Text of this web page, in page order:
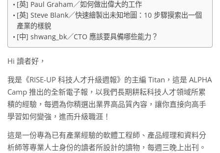
[英] Paul Graham／如何做出偉大的工作
[英] Steve Blank／快速繪製出未知地圖：10 步驟摸索出一個
產業的樣貌
[中] shwang_bk／CTO 應該要具備哪些能力？
Hi 讀者好，
我是《RISE-UP 科技人才升級週報》的主編 Titan，這是 ALPHA
Camp 推出的全新電子報，以我們長期耕耘科技人才領域所累
積的經驗，每週為你精選出業界高品質內容，讓你直接向高手
學習如何變強，進而升級職涯！
這是一份專為已有產業經驗的軟體工程師、產品經理和資料分
析師等專業人士身份的讀者所設計的讀物，每週三晚上出刊。